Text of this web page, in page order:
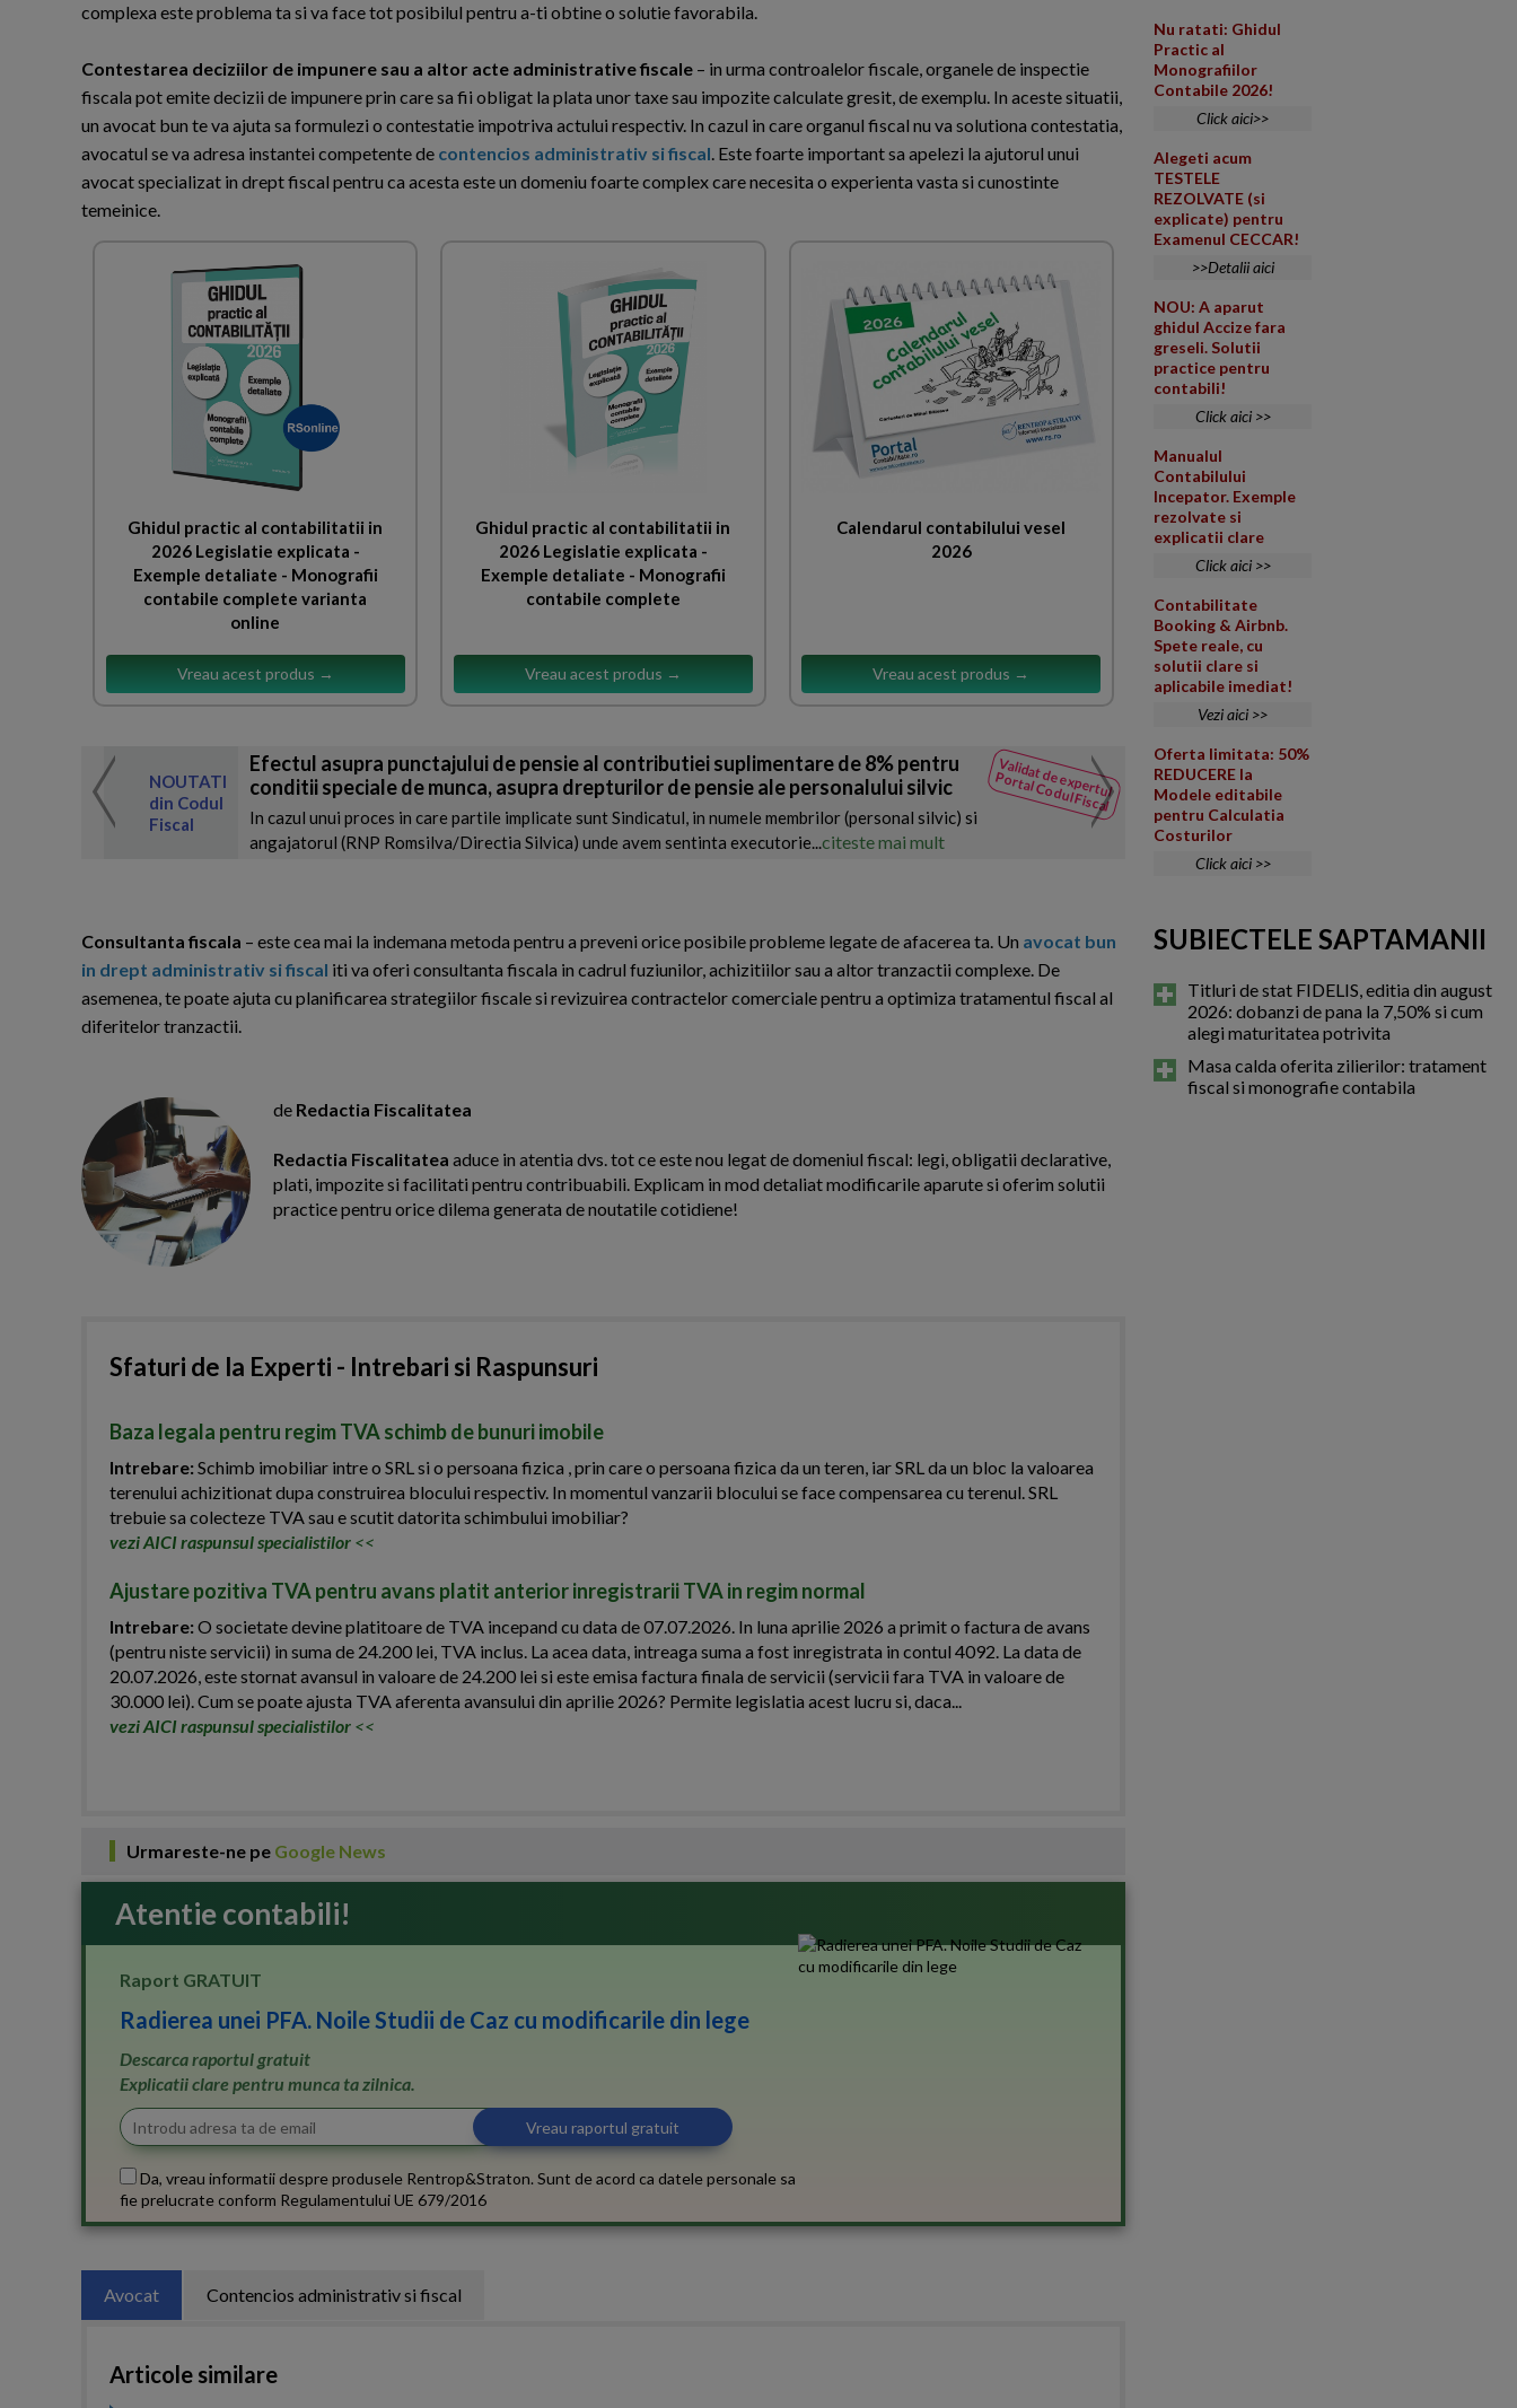
complexa este problema ta si va face tot posibilul pentru a-ti obtine o solutie favorabila.
Contestarea deciziilor de impunere sau a altor acte administrative fiscale – in urma controalelor fiscale, organele de inspectie
fiscala pot emite decizii de impunere prin care sa fii obligat la plata unor taxe sau impozite calculate gresit, de exemplu. In aceste situatii,
un avocat bun te va ajuta sa formulezi o contestatie impotriva actului respectiv. In cazul in care organul fiscal nu va solutiona contestatia,
avocatul se va adresa instantei competente de contencios administrativ si fiscal. Este foarte important sa apelezi la ajutorul unui
avocat specializat in drept fiscal pentru ca acesta este un domeniu foarte complex care necesita o experienta vasta si cunostinte
temeinice.
Ghidul practic al contabilitatii in
2026 Legislatie explicata -
Exemple detaliate - Monografii
contabile complete varianta
online
Vreau acest produs →
Ghidul practic al contabilitatii in
2026 Legislatie explicata -
Exemple detaliate - Monografii
contabile complete
Vreau acest produs →
Calendarul contabilului vesel
2026
Vreau acest produs →
NOUTATI
din Codul
Fiscal
Validat de expertul
Portal Codul Fiscal
Efectul asupra punctajului de pensie al contributiei suplimentare de 8% pentru
conditii speciale de munca, asupra drepturilor de pensie ale personalului silvic
In cazul unui proces in care partile implicate sunt Sindicatul, in numele membrilor (personal silvic) si
angajatorul (RNP Romsilva/Directia Silvica) unde avem sentinta executorie...citeste mai mult
NOUTATI
din Codul
Fiscal
Consultanta fiscala – este cea mai la indemana metoda pentru a preveni orice posibile probleme legate de afacerea ta. Un avocat bun
in drept administrativ si fiscal iti va oferi consultanta fiscala in cadrul fuziunilor, achizitiilor sau a altor tranzactii complexe. De
asemenea, te poate ajuta cu planificarea strategiilor fiscale si revizuirea contractelor comerciale pentru a optimiza tratamentul fiscal al
diferitelor tranzactii.
de Redactia Fiscalitatea
Redactia Fiscalitatea aduce in atentia dvs. tot ce este nou legat de domeniul fiscal: legi, obligatii declarative,
plati, impozite si facilitati pentru contribuabili. Explicam in mod detaliat modificarile aparute si oferim solutii
practice pentru orice dilema generata de noutatile cotidiene!
Sfaturi de la Experti - Intrebari si Raspunsuri
Baza legala pentru regim TVA schimb de bunuri imobile
Intrebare:Schimb imobiliar intre o SRL si o persoana fizica , prin care o persoana fizica da un teren, iar SRL da un bloc la valoarea
terenului achizitionat dupa construirea blocului respectiv. In momentul vanzarii blocului se face compensarea cu terenul. SRL
trebuie sa colecteze TVA sau e scutit datorita schimbului imobiliar?
vezi AICI raspunsul specialistilor <<
Ajustare pozitiva TVA pentru avans platit anterior inregistrarii TVA in regim normal
Intrebare:O societate devine platitoare de TVA incepand cu data de 07.07.2026. In luna aprilie 2026 a primit o factura de avans
(pentru niste servicii) in suma de 24.200 lei, TVA inclus. La acea data, intreaga suma a fost inregistrata in contul 4092. La data de
20.07.2026, este stornat avansul in valoare de 24.200 lei si este emisa factura finala de servicii (servicii fara TVA in valoare de
30.000 lei). Cum se poate ajusta TVA aferenta avansului din aprilie 2026? Permite legislatia acest lucru si, daca...
vezi AICI raspunsul specialistilor <<
Urmareste-ne pe Google News
Atentie contabili!
Raport GRATUIT
Radierea unei PFA. Noile Studii de Caz cu modificarile din lege
Descarca raportul gratuit
Explicatii clare pentru munca ta zilnica.
Da, vreau informatii despre produsele Rentrop&Straton. Sunt de acord ca datele personale sa
fie prelucrate conform Regulamentului UE 679/2016
Avocat Contencios administrativ si fiscal
Articole similare
Nu ratati: Ghidul
Practic al
Monografiilor
Contabile 2026!
Click aici>>
Alegeti acum
TESTELE
REZOLVATE (si
explicate) pentru
Examenul CECCAR!
>>Detalii aici
NOU: A aparut
ghidul Accize fara
greseli. Solutii
practice pentru
contabili!
Click aici >>
Manualul
Contabilului
Incepator. Exemple
rezolvate si
explicatii clare
Click aici >>
Contabilitate
Booking & Airbnb.
Spete reale, cu
solutii clare si
aplicabile imediat!
Vezi aici >>
Oferta limitata: 50%
REDUCERE la
Modele editabile
pentru Calculatia
Costurilor
Click aici >>
SUBIECTELE SAPTAMANII
Titluri de stat FIDELIS, editia din august
2026: dobanzi de pana la 7,50% si cum
alegi maturitatea potrivita
Masa calda oferita zilierilor: tratament
fiscal si monografie contabila